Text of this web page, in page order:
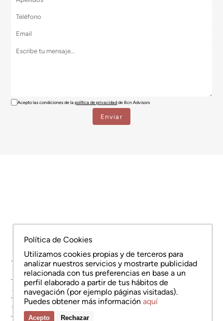
Acepto las condiciones de lapolítica de privacidadde Bcn Advisors
SERVICIOS
ZONAS
OBRA NUEVA
Política de Cookies
Utilizamos cookies propias y de terceros para
analizar nuestros servicios y mostrarte publicidad
relacionada con tus preferencias en base a un
perfil elaborado a partir de tus hábitos de
navegación (por ejemplo páginas visitadas).
Puedes obtener más información aquí
Acepto Rechazar